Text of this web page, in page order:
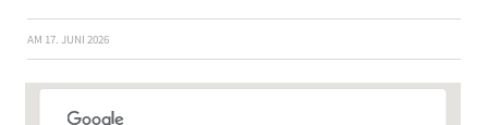
AM 17. JUNI 2026